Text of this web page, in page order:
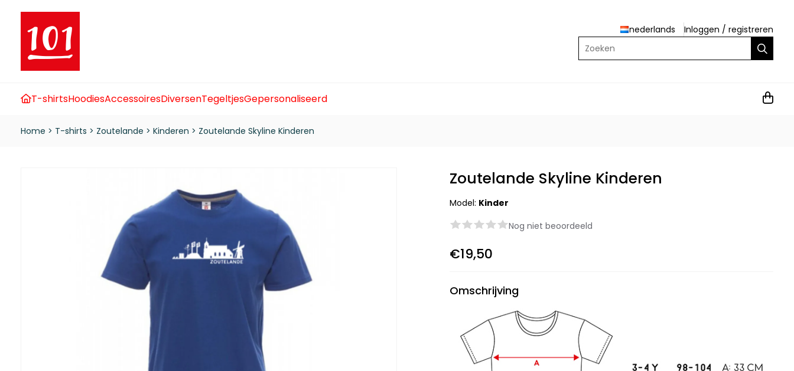
nederlands Inloggen / registreren
Zoeken
T-shirtsHoodiesAccessoiresDiversenTegeltjesGepersonaliseerd
Home > T-shirts > Zoutelande > Kinderen > Zoutelande Skyline Kinderen
Zoutelande Skyline Kinderen
Model: Kinder
Nog niet beoordeeld
€19,50
Omschrijving